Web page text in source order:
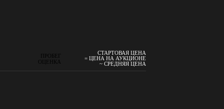
ПРОБЕГ
ОЦЕНКА
СТАРТОВАЯ ЦЕНА
= ЦЕНА НА АУКЦИОНЕ
~ СРЕДНЯЯ ЦЕНА